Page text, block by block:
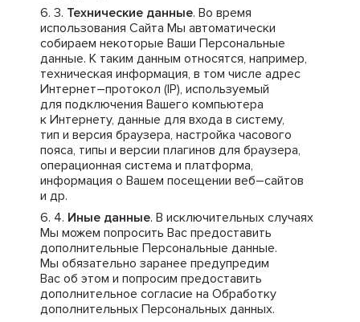
Технические данные. Во время
использования Сайта Мы автоматически
собираем некоторые Ваши Персональные
данные. К таким данным относятся, например,
техническая информация, в том числе адрес
Интернет–протокол (IP), используемый
для подключения Вашего компьютера
к Интернету, данные для входа в систему,
тип и версия браузера, настройка часового
пояса, типы и версии плагинов для браузера,
операционная система и платформа,
информация о Вашем посещении веб–сайтов
и др.
Иные данные. В исключительных случаях
Мы можем попросить Вас предоставить
дополнительные Персональные данные.
Мы обязательно заранее предупредим
Вас об этом и попросим предоставить
дополнительное согласие на Обработку
дополнительных Персональных данных.